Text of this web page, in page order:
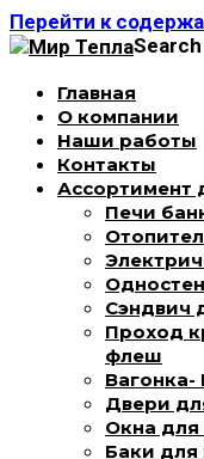
Перейти к
Главная
О компании
Наши работы
Контакты
Ассортимент
Печи
Сэндвич
Проход
флеш
Двери
Окна для
Баки